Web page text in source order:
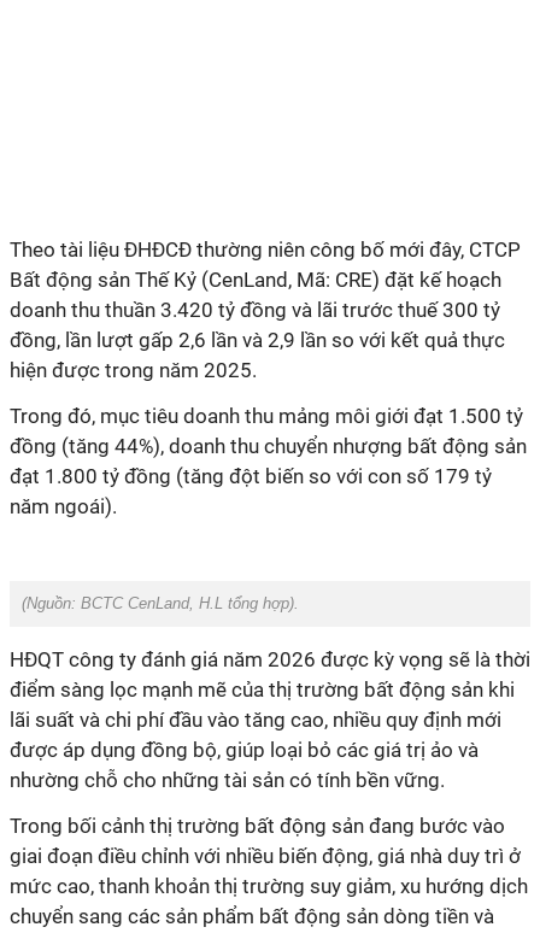
Theo tài liệu ĐHĐCĐ thường niên công bố mới đây, CTCP
Bất động sản Thế Kỷ (CenLand, Mã: CRE) đặt kế hoạch
doanh thu thuần 3.420 tỷ đồng và lãi trước thuế 300 tỷ
đồng, lần lượt gấp 2,6 lần và 2,9 lần so với kết quả thực
hiện được trong năm 2025.
Trong đó, mục tiêu doanh thu mảng môi giới đạt 1.500 tỷ
đồng (tăng 44%), doanh thu chuyển nhượng bất động sản
đạt 1.800 tỷ đồng (tăng đột biến so với con số 179 tỷ
năm ngoái).
(Nguồn: BCTC CenLand, H.L tổng hợp).
HĐQT công ty đánh giá năm 2026 được kỳ vọng sẽ là thời
điểm sàng lọc mạnh mẽ của thị trường bất động sản khi
lãi suất và chi phí đầu vào tăng cao, nhiều quy định mới
được áp dụng đồng bộ, giúp loại bỏ các giá trị ảo và
nhường chỗ cho những tài sản có tính bền vững.
Trong bối cảnh thị trường bất động sản đang bước vào
giai đoạn điều chỉnh với nhiều biến động, giá nhà duy trì ở
mức cao, thanh khoản thị trường suy giảm, xu hướng dịch
chuyển sang các sản phẩm bất động sản dòng tiền và